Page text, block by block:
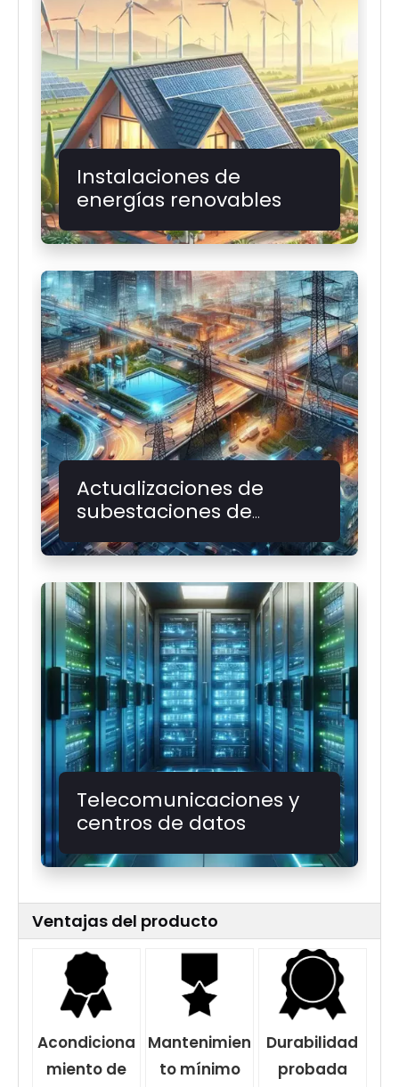
Instalaciones de
energías renovables
Actualizaciones de
subestaciones de
Telecomunicaciones y
centros de datos
Ventajas del producto
Acondiciona
miento de
Mantenimien
to mínimo
Durabilidad
probada